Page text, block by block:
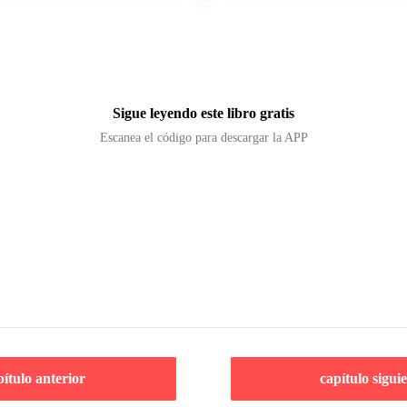
Sigue leyendo este libro gratis
Escanea el código para descargar la APP
anterior capítulo